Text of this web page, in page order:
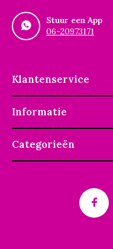
Stuur een App
06-20973171
Klantenservice
Informatie
Categorieën